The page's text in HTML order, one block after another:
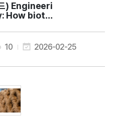
How biote
10 2026-02-25